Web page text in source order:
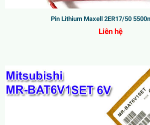
Pin Lithium Maxell 2ER17/50
Liên hệ